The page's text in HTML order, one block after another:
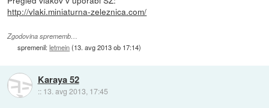
http://vlaki.miniaturna-zeleznica.com/
Zgodovina sprememb…
spremenil:letmein(13. avg 2013 ob 17:14)
Karaya 52
:: 13. avg 2013, 17:45